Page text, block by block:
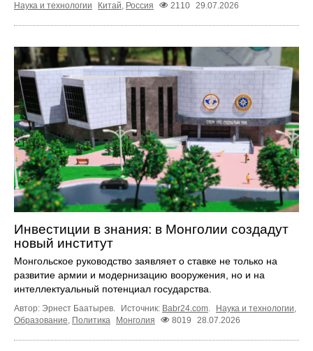
Наука и технологии
Китай, Россия 2110 29.07.2026
Инвестиции в знания: в Монголии создадут
новый институт
Монгольское руководство заявляет о ставке не только на
развитие армии и модернизацию вооружения, но и на
интеллектуальный потенциал государства.
Автор: Эрнест Баатырев. Источник: Babr24.com Наука и технологии
Образование, Политика Монголия 8019 28.07.2026